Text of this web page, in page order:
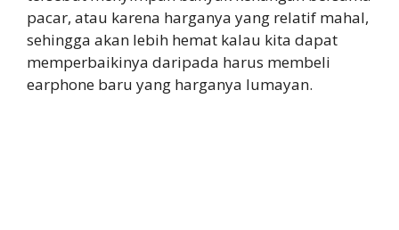
pacar, atau karena harganya yang relatif mahal,
sehingga akan lebih hemat kalau kita dapat
memperbaikinya daripada harus membeli
earphone baru yang harganya lumayan.